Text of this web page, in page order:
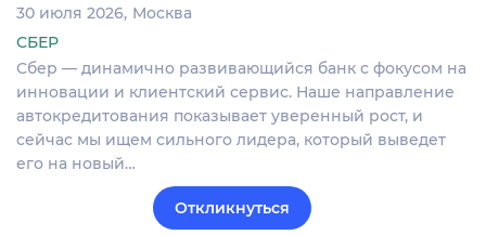
30 июля 2026 Москва
СБЕР
Сбер — динамично развивающийся банк с фокусом на
инновации и клиентский сервис. Наше направление
автокредитования показывает уверенный рост, и
сейчас мы ищем сильного лидера, который выведет
его на новый…
Откликнуться